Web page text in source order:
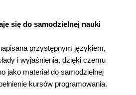
w przykładzie roboczym
się do samodzielnej nauki
przystępnym językiem,
i wyjaśnienia, dzięki czemu
jako materiał do samodzielnej
kursów programowania.